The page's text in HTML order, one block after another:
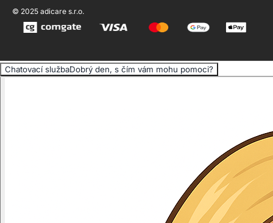
© 2025 adicare s.r.o.